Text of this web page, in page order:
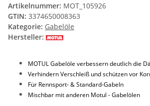
Artikelnummer: MOT_105926
GTIN: 3374650008363
Kategorie: Gabelöle
Hersteller:
MOTUL Gabelöle verbessern deutlich die
Verhindern Verschleiß und schützen vor
Für Rennsport- & Standard-Gabeln
Mischbar mit anderen Motul - Gabelölen